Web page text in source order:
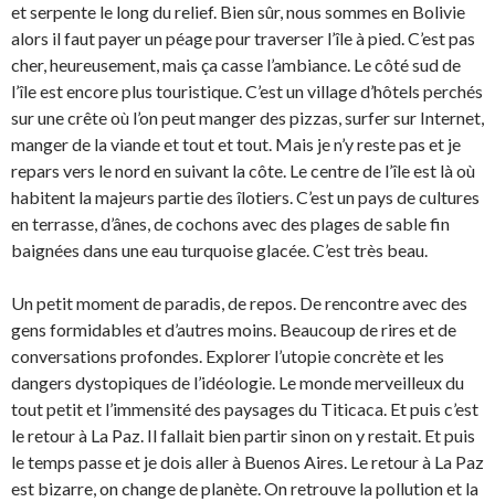
et serpente le long du relief. Bien sûr, nous sommes en Bolivie
alors il faut payer un péage pour traverser l’île à pied. C’est pas
cher, heureusement, mais ça casse l’ambiance. Le côté sud de
l’île est encore plus touristique. C’est un village d’hôtels perchés
sur une crête où l’on peut manger des pizzas, surfer sur Internet,
manger de la viande et tout et tout. Mais je n’y reste pas et je
repars vers le nord en suivant la côte. Le centre de l’île est là où
habitent la majeurs partie des îlotiers. C’est un pays de cultures
en terrasse, d’ânes, de cochons avec des plages de sable fin
baignées dans une eau turquoise glacée. C’est très beau.
Un petit moment de paradis, de repos. De rencontre avec des
gens formidables et d’autres moins. Beaucoup de rires et de
conversations profondes. Explorer l’utopie concrète et les
dangers dystopiques de l’idéologie. Le monde merveilleux du
tout petit et l’immensité des paysages du Titicaca. Et puis c’est
le retour à La Paz. Il fallait bien partir sinon on y restait. Et puis
le temps passe et je dois aller à Buenos Aires. Le retour à La Paz
est bizarre, on change de planète. On retrouve la pollution et la